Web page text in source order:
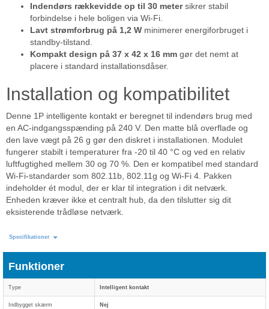
Indendørs rækkevidde op til 30 metersikrer stabil
forbindelse i hele boligen via Wi-Fi.
Lavt strømforbrug på 1,2 W minimerer energiforbruget i
standby-tilstand.
Kompakt design på 37 x 42 x 16 mm gør det nemt at
placere i standard installationsdåser.
Installation og kompatibilitet
Denne 1P intelligente kontakt er beregnet til indendørs brug med
en AC-indgangsspænding på 240 V. Den matte blå overflade og
den lave vægt på 26 g gør den diskret i installationen. Modulet
fungerer stabilt i temperaturer fra -20 til 40 °C og ved en relativ
luftfugtighed mellem 30 og 70 %. Den er kompatibel med standard
Wi-Fi-standarder som 802.11b, 802.11g og Wi-Fi 4. Pakken
indeholder ét modul, der er klar til integration i dit netværk.
Enheden kræver ikke et centralt hub, da den tilslutter sig dit
eksisterende trådløse netværk.
Specifikationer
Funktioner
Type Intelligent kontakt
Indbygget skærm Nej